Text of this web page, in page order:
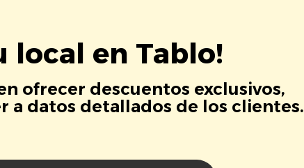
local en Tablo!
ofrecer descuentos exclusivos,
a datos detallados de los clientes.